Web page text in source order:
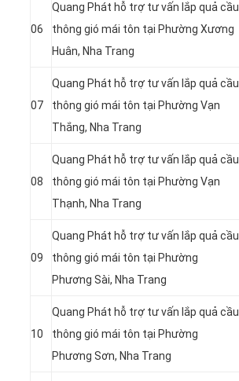
06
Quang Phát hỗ trợ tư vấn lắp quả cầu
thông gió mái tôn tại Phường Xương
Huân, Nha Trang
07
Quang Phát hỗ trợ tư vấn lắp quả cầu
thông gió mái tôn tại Phường Vạn
Thắng, Nha Trang
08
Quang Phát hỗ trợ tư vấn lắp quả cầu
thông gió mái tôn tại Phường Vạn
Thạnh, Nha Trang
09
Quang Phát hỗ trợ tư vấn lắp quả cầu
thông gió mái tôn tại Phường
Phương Sài, Nha Trang
10
Quang Phát hỗ trợ tư vấn lắp quả cầu
thông gió mái tôn tại Phường
Phương Sơn, Nha Trang